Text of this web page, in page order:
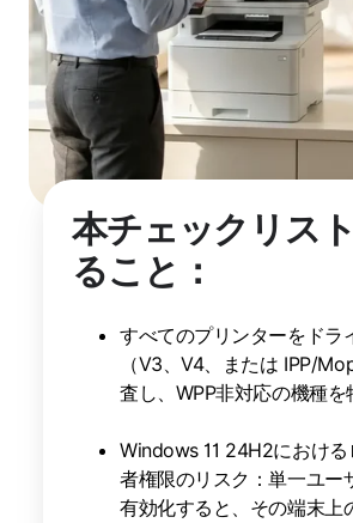
本チェックリス
ること：
すべてのプリンターをドラ
（V3、V4、または IPP/
査し、WPP非対応の機種
Windows 11 24H2における
者権限のリスク：単一ユー
有効化すると、その端末上